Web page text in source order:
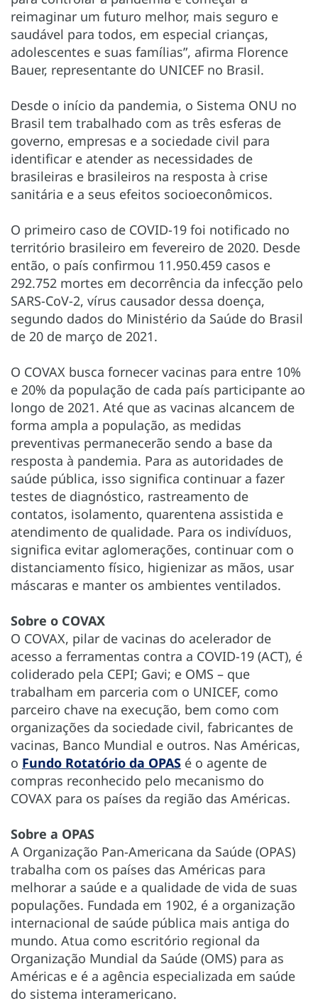
reimaginar um futuro melhor, mais seguro e
saudável para todos, em especial crianças,
adolescentes e suas famílias”, afirma Florence
Bauer, representante do UNICEF no Brasil.
Desde o início da pandemia, o Sistema ONU no
Brasil tem trabalhado com as três esferas de
governo, empresas e a sociedade civil para
identificar e atender as necessidades de
brasileiras e brasileiros na resposta à crise
sanitária e a seus efeitos socioeconômicos.
O primeiro caso de COVID-19 foi notificado no
território brasileiro em fevereiro de 2020. Desde
então, o país confirmou 11.950.459 casos e
292.752 mortes em decorrência da infecção pelo
SARS-CoV-2, vírus causador dessa doença,
segundo dados do Ministério da Saúde do Brasil
de 20 de março de 2021.
O COVAX busca fornecer vacinas para entre 10%
e 20% da população de cada país participante ao
longo de 2021. Até que as vacinas alcancem de
forma ampla a população, as medidas
preventivas permanecerão sendo a base da
resposta à pandemia. Para as autoridades de
saúde pública, isso significa continuar a fazer
testes de diagnóstico, rastreamento de
contatos, isolamento, quarentena assistida e
atendimento de qualidade. Para os indivíduos,
significa evitar aglomerações, continuar com o
distanciamento físico, higienizar as mãos, usar
máscaras e manter os ambientes ventilados.
Sobre o COVAX
O COVAX, pilar de vacinas do acelerador de
acesso a ferramentas contra a COVID-19 (ACT), é
coliderado pela CEPI; Gavi; e OMS – que
trabalham em parceria com o UNICEF, como
parceiro chave na execução, bem como com
organizações da sociedade civil, fabricantes de
vacinas, Banco Mundial e outros. Nas Américas,
o Fundo Rotatório da OPAS é o agente de
compras reconhecido pelo mecanismo do
COVAX para os países da região das Américas.
Sobre a OPAS
A Organização Pan-Americana da Saúde (OPAS)
trabalha com os países das Américas para
melhorar a saúde e a qualidade de vida de suas
populações. Fundada em 1902, é a organização
internacional de saúde pública mais antiga do
mundo. Atua como escritório regional da
Organização Mundial da Saúde (OMS) para as
Américas e é a agência especializada em saúde
do sistema interamericano.